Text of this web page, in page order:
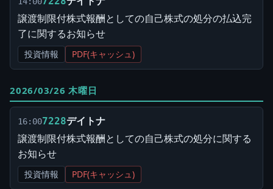
譲渡制限付株式報酬としての自己株式の処分の払込完
了に関するお知らせ
投資情報 PDF(キャッシュ)
2026/03/26 木曜日
16:007228デイトナ
譲渡制限付株式報酬としての自己株式の処分に関する
お知らせ
投資情報 PDF(キャッシュ)